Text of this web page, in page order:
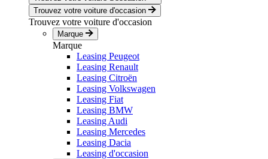
Trouvez votre voiture d'occasion
Trouvez votre voiture d'occasion
Marque
Marque
Leasing Peugeot
Leasing Renault
Leasing Citroën
Leasing Volkswagen
Leasing Fiat
Leasing BMW
Leasing Audi
Leasing Mercedes
Leasing Dacia
Leasing d'occasion